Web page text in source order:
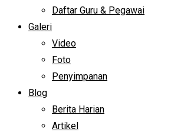
Daftar Guru & Pegawai
Galeri
Video
Foto
Penyimpanan
Blog
Berita Harian
Artikel